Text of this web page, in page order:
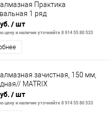
Практика
1 ряд
/ шт
цену и наличие уточняйте 8 914 55 80 533
зачистная, 150 мм,
MATRIX
/ шт
цену и наличие уточняйте 8 914 55 80 533